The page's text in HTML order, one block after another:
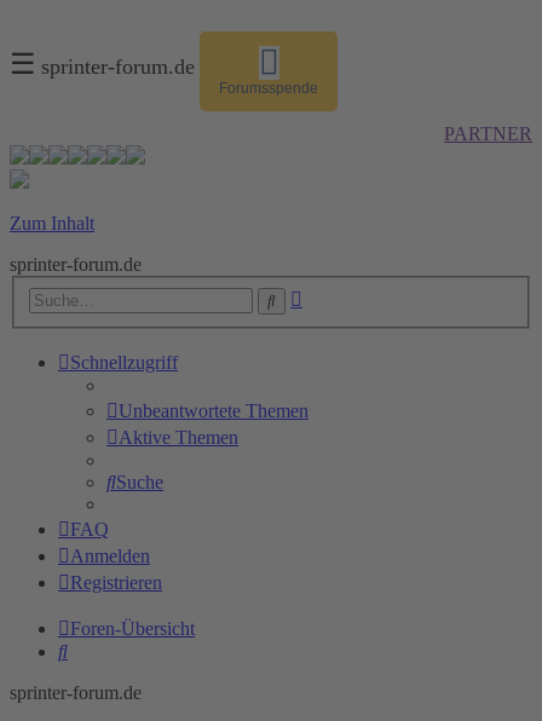
☰ sprinter-forum.de
Forumsspende
PARTNER
Zum Inhalt
sprinter-forum.de
Suche
Schnellzugriff
Unbeantwortete Themen
Aktive Themen
Suche
FAQ
Anmelden
Registrieren
Foren-Übersicht
Suche
sprinter-forum.de